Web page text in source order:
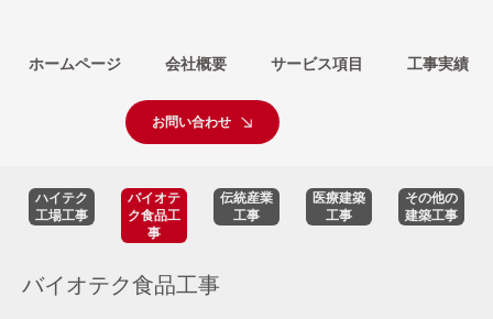
ホームページ 会社概要 サービス項目 工事実績
お問い合わせ
ハイテク
工場工事
バイオテ
ク食品工
事
伝統産業
工事
医療建築
工事
その他の
建築工事
バイオテク食品工事